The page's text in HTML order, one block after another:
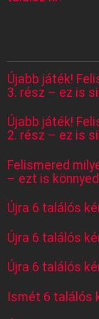
Újabb játék!
3. rész – ez is
Újabb játék!
2. rész – ez is
Felismered
– ezt is
Újra 6 találós
Újra 6 találós
Újra 6 találós
Ismét 6 találós